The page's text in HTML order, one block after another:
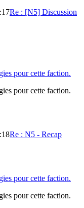
Re : [N5] Discussion
pour cette faction.
pour cette faction.
Re : N5 - Recap
pour cette faction.
pour cette faction.